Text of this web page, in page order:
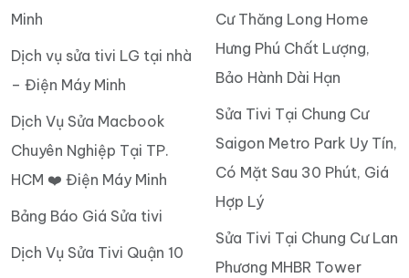
Minh
Dịch vụ sửa tivi LG tại nhà
– Điện Máy Minh
Dịch Vụ Sửa Macbook
Chuyên Nghiệp Tại TP.
HCM ❤️ Điện Máy Minh
Bảng Báo Giá Sửa tivi
Dịch Vụ Sửa Tivi Quận 10
Cư Thăng Long Home
Hưng Phú Chất Lượng,
Bảo Hành Dài Hạn
Sửa Tivi Tại Chung Cư
Saigon Metro Park Uy Tín,
Có Mặt Sau 30 Phút, Giá
Hợp Lý
Sửa Tivi Tại Chung Cư Lan
Phương MHBR Tower